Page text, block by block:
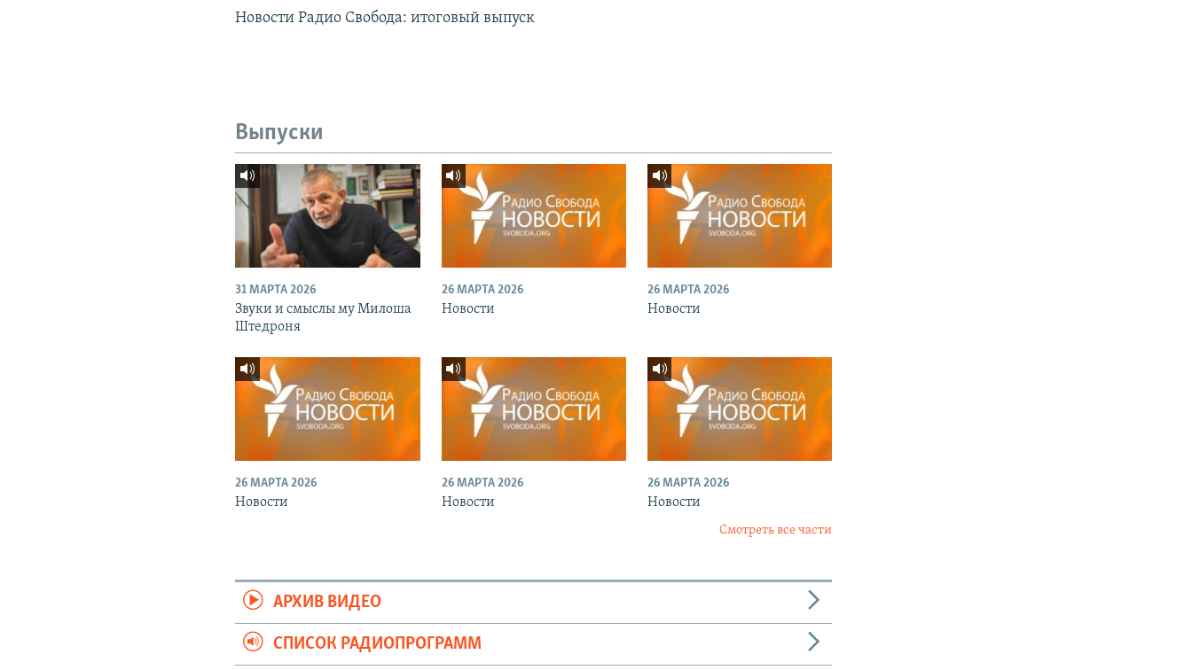
Новости Радио Свобода: итоговый выпуск
Выпуски
31 МАРТА 2026
Звуки и смыслы му Милоша
Штедроня
26 МАРТА 2026
Новости
26 МАРТА 2026
Новости
26 МАРТА 2026
Новости
26 МАРТА 2026
Новости
26 МАРТА 2026
Новости
Смотреть все части
АРХИВ ВИДЕО
СПИСОК РАДИОПРОГРАММ